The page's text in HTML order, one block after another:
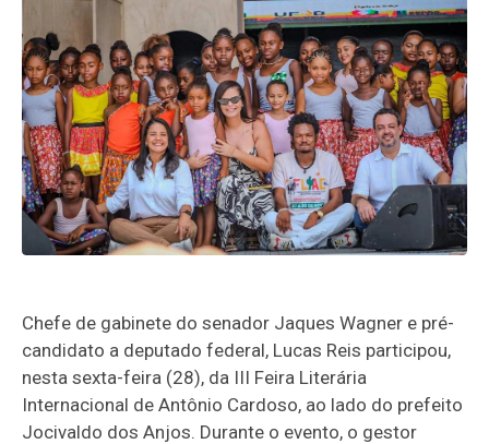
Chefe de gabinete do senador Jaques Wagner e pré-
candidato a deputado federal, Lucas Reis participou,
nesta sexta-feira (28), da III Feira Literária
Internacional de Antônio Cardoso, ao lado do prefeito
Jocivaldo dos Anjos. Durante o evento, o gestor